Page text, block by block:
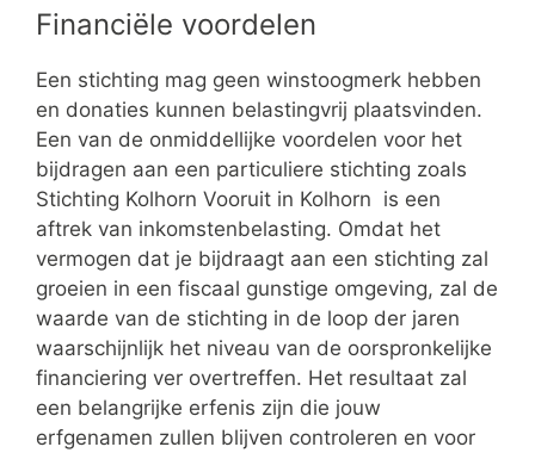
Financiële voordelen
Een stichting mag geen winstoogmerk hebben
en donaties kunnen belastingvrij plaatsvinden.
Een van de onmiddellijke voordelen voor het
bijdragen aan een particuliere stichting zoals
Stichting Kolhorn Vooruit in Kolhorn is een
aftrek van inkomstenbelasting. Omdat het
vermogen dat je bijdraagt aan een stichting zal
groeien in een fiscaal gunstige omgeving, zal de
waarde van de stichting in de loop der jaren
waarschijnlijk het niveau van de oorspronkelijke
financiering ver overtreffen. Het resultaat zal
een belangrijke erfenis zijn die jouw
erfgenamen zullen blijven controleren en voor